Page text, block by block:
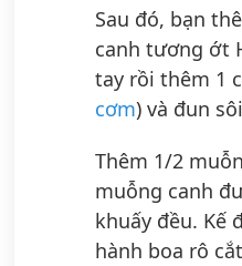
Sau đó, bạn
canh tương ớt
tay rồi thêm 1
cơm) và đun
Thêm 1/2
muỗng canh
khuấy đều. Kế
hành boa rô